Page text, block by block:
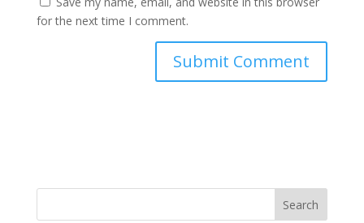
for the next time I comment.